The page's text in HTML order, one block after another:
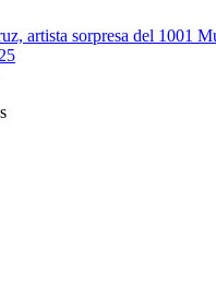
artista sorpresa del 1001